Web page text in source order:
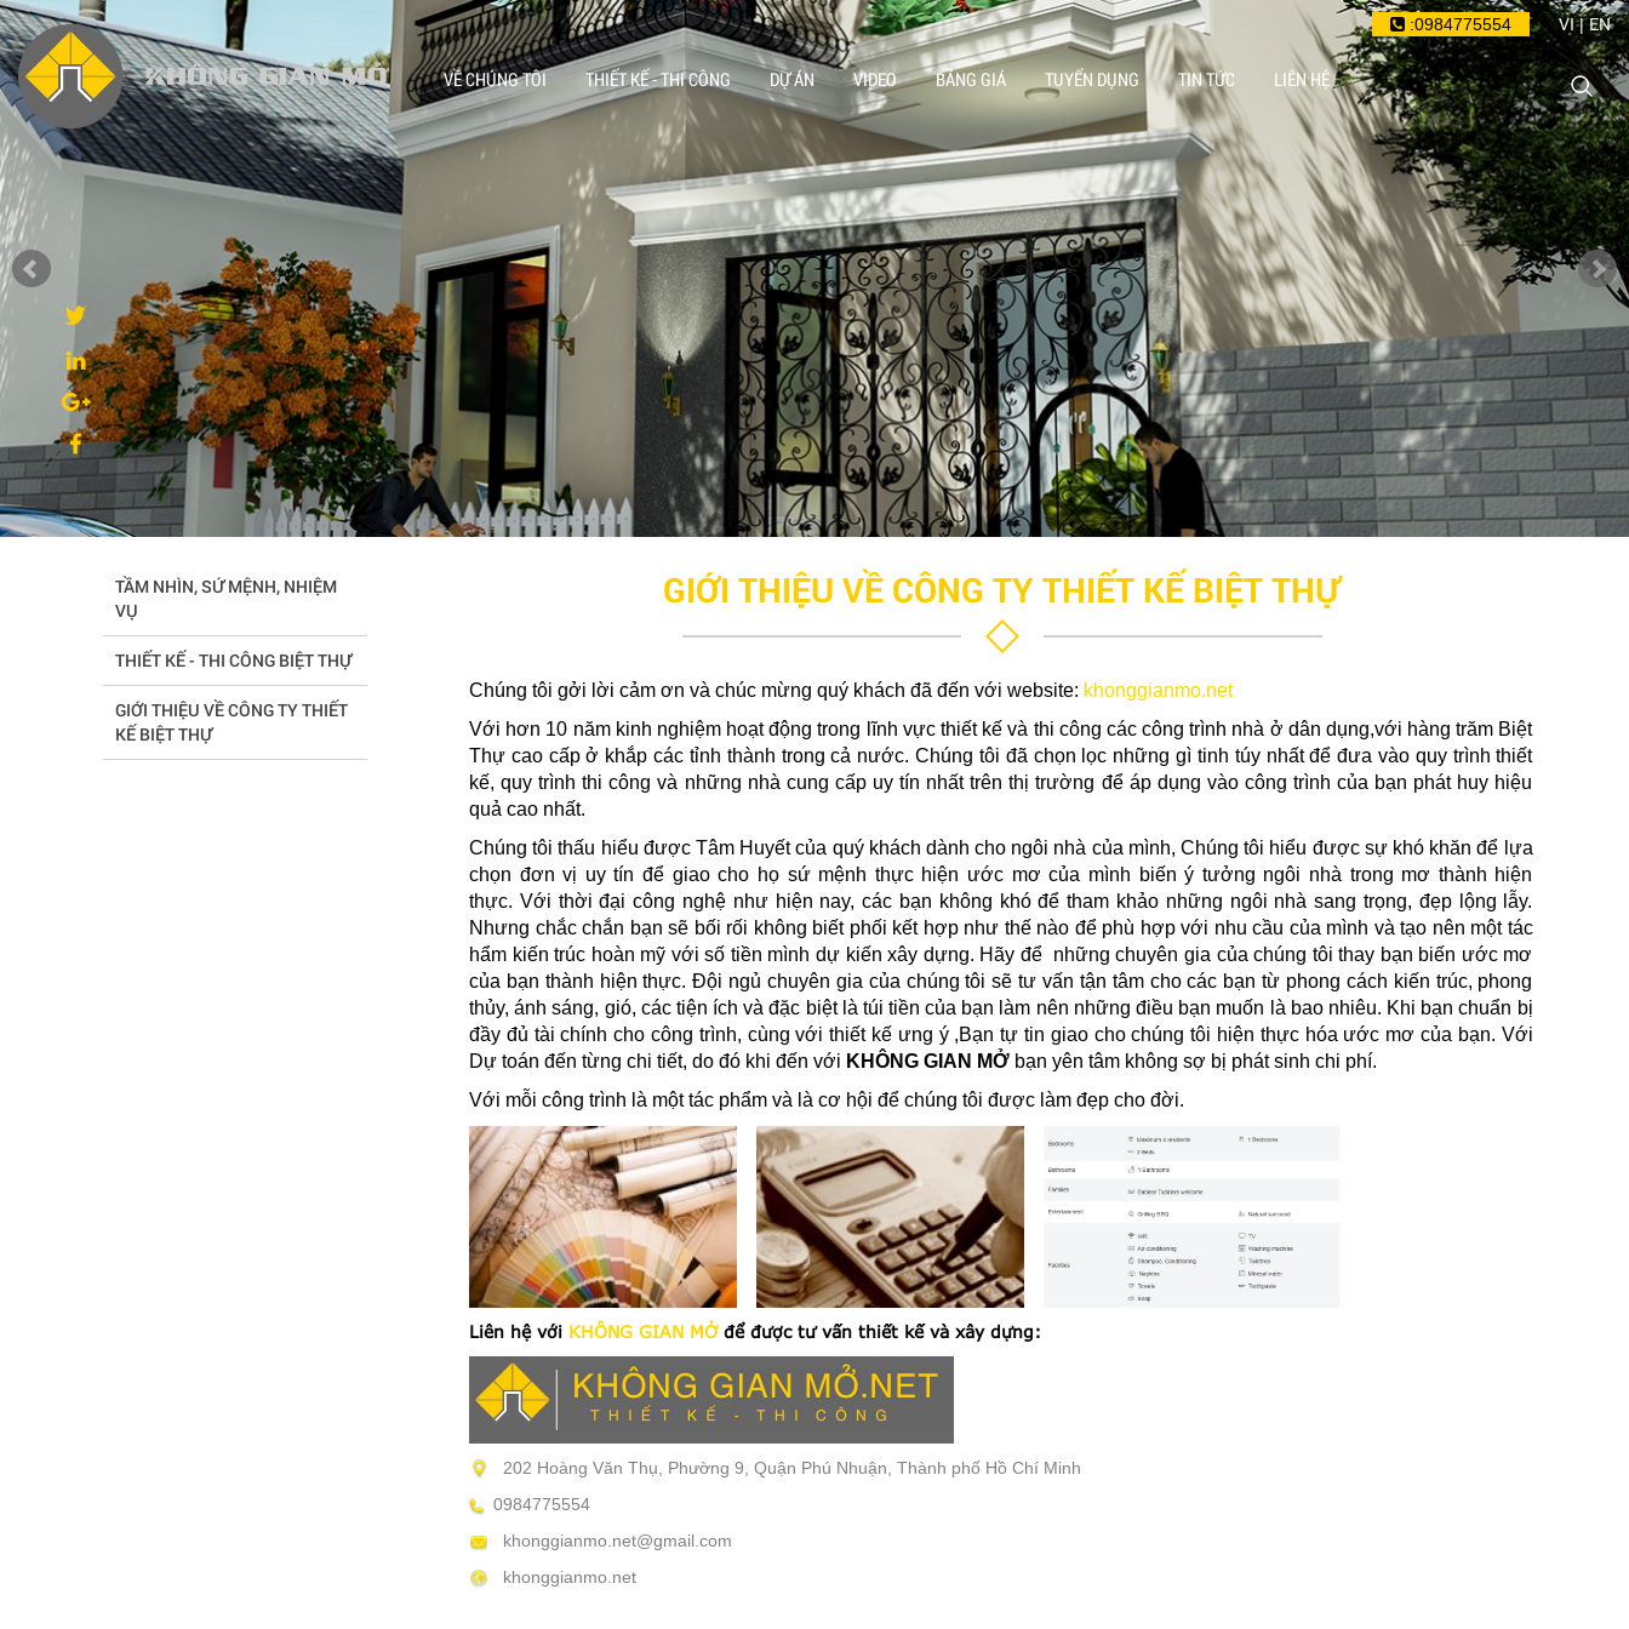
:0984775554 VI |EN
VỀ CHÚNG TÔI THIẾT KẾ - THI CÔNG DỰ ÁN VIDEO BẢNG GIÁ TUYỂN DỤNG TIN TỨC LIÊN HỆ
TẦM NHÌN, SỨ MỆNH, NHIỆM
VỤ
THIẾT KẾ - THI CÔNG BIỆT THỰ
GIỚI THIỆU VỀ CÔNG TY THIẾT
KẾ BIỆT THỰ
GIỚI THIỆU VỀ CÔNG TY THIẾT KẾ BIỆT THỰ
Chúng tôi gởi lời cảm ơn và chúc mừng quý khách đã đến với website: khonggianmo.net
Với hơn 10 năm kinh nghiệm hoạt động trong lĩnh vực thiết kế và thi công các công trình nhà ở dân dụng,với hàng trăm Biệt
Thự cao cấp ở khắp các tỉnh thành trong cả nước. Chúng tôi đã chọn lọc những gì tinh túy nhất để đưa vào quy trình thiết
kế, quy trình thi công và những nhà cung cấp uy tín nhất trên thị trường để áp dụng vào công trình của bạn phát huy hiệu
quả cao nhất.
Chúng tôi thấu hiểu được Tâm Huyết của quý khách dành cho ngôi nhà của mình, Chúng tôi hiểu được sự khó khăn để lựa
chọn đơn vị uy tín để giao cho họ sứ mệnh thực hiện ước mơ của mình biến ý tưởng ngôi nhà trong mơ thành hiện
thực. Với thời đại công nghệ như hiện nay, các bạn không khó để tham khảo những ngôi nhà sang trọng, đẹp lộng lẫy.
Nhưng chắc chắn bạn sẽ bối rối không biết phối kết hợp như thế nào để phù hợp với nhu cầu của mình và tạo nên một tác
hẩm kiến trúc hoàn mỹ với số tiền mình dự kiến xây dựng. Hãy để những chuyên gia của chúng tôi thay bạn biến ước mơ
của bạn thành hiện thực. Đội ngủ chuyên gia của chúng tôi sẽ tư vấn tận tâm cho các bạn từ phong cách kiến trúc, phong
thủy, ánh sáng, gió, các tiện ích và đặc biệt là túi tiền của bạn làm nên những điều bạn muốn là bao nhiêu. Khi bạn chuẩn bị
đầy đủ tài chính cho công trình, cùng với thiết kế ưng ý ,Bạn tự tin giao cho chúng tôi hiện thực hóa ước mơ của bạn. Với
Dự toán đến từng chi tiết, do đó khi đến với KHÔNG GIAN MỞ bạn yên tâm không sợ bị phát sinh chi phí.
Với mỗi công trình là một tác phẩm và là cơ hội để chúng tôi được làm đẹp cho đời.
Liên hệ với KHÔNG GIAN MỞđể được tư vấn thiết kế và xây dựng:
202 Hoàng Văn Thụ, Phường 9, Quận Phú Nhuận , Thành phố Hồ Chí Minh
0984775554
khonggianmo.net@gmail.com
khonggianmo.net